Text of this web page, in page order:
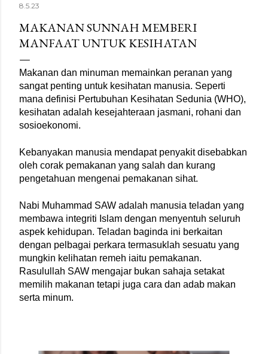
masa makan yang tetap dan teratur. Sarapan pagi
merupakan masa makan yang paling penting namun
yang baik akan memastikan tubuh anda memperoleh
tenaga dan nutrisi yang cukup untuk menjalankan kerja-
kerja harian dengan lebih produktif. Begitu juga dengan
waktu makan tengah hari dan makan malam. Elakkan
waktu makan tengah hari dan makan malam yang terlalu
lewat dari norma. Waktu makan tengah hari yang ideal
ialah pada jam 12 tengah hari ...
8.5.23
MAKANAN SUNNAH MEMBERI
MANFAAT UNTUK KESIHATAN
Makanan dan minuman memainkan peranan yang
sangat penting untuk kesihatan manusia. Seperti
mana definisi Pertubuhan Kesihatan Sedunia (WHO),
kesihatan adalah kesejahteraan jasmani, rohani dan
sosioekonomi.
Kebanyakan manusia mendapat penyakit disebabkan
oleh corak pemakanan yang salah dan kurang
pengetahuan mengenai pemakanan sihat.
Nabi Muhammad SAW adalah manusia teladan yang
membawa integriti Islam dengan menyentuh seluruh
aspek kehidupan. Teladan baginda ini berkaitan
dengan pelbagai perkara termasuklah sesuatu yang
mungkin kelihatan remeh iaitu pemakanan.
Rasulullah SAW mengajar bukan sahaja setakat
memilih makanan tetapi juga cara dan adab makan
serta minum.